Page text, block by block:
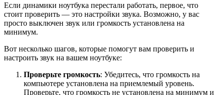
Если динамики ноутбука перестали работать, первое, что
стоит проверить — это настройки звука. Возможно, у вас
просто выключен звук или громкость установлена на
минимум.
Вот несколько шагов, которые помогут вам проверить и
настроить звук на вашем ноутбуке:
Проверьте громкость: Убедитесь, что громкость на
компьютере установлена на приемлемый уровень.
Проверьте, что громкость не установлена на минимум и